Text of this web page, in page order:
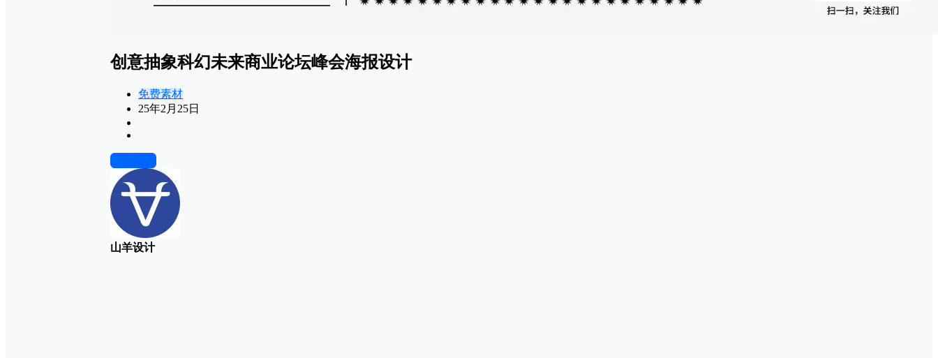
创意抽象科幻未来商业论坛峰会海报设计
免费素材
25年2月25日
山羊设计